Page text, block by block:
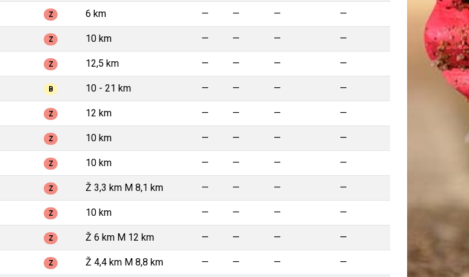
Z 6 km — — — —
Z 10 km — — — —
Z 12,5 km — — — —
B 10 - 21 km — — — —
Z 12 km — — — —
Z 10 km — — — —
Z 10 km — — — —
Z Ž 3,3 km M 8,1 km — — — —
Z 10 km — — — —
Z Ž 6 km M 12 km — — — —
Z Ž 4,4 km M 8,8 km — — — —